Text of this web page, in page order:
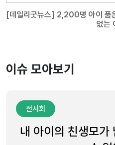
[데일리굿뉴스] 2,200명 아이 품
없는
이슈 모아보기
전시회
내 아이의 친생모